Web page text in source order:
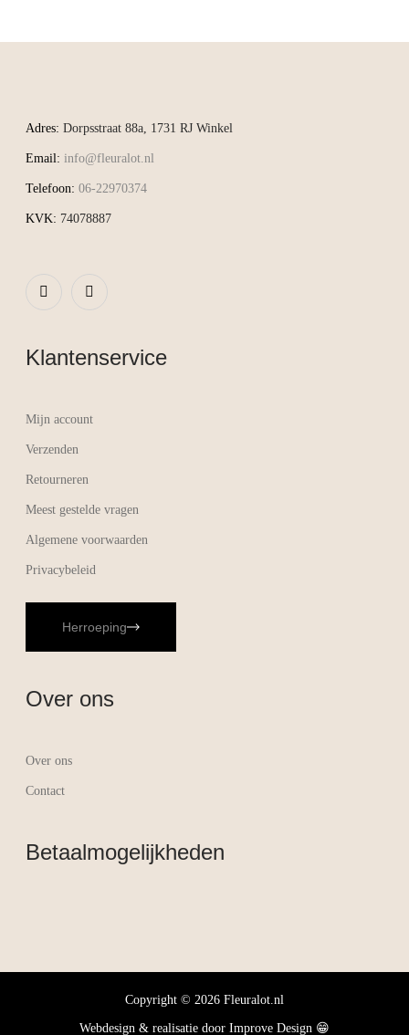
Adres: Dorpsstraat 88a, 1731 RJ Winkel
Email: info@fleuralot.nl
Telefoon: 06-22970374
KVK: 74078887
Klantenservice
Mijn account
Verzenden
Retourneren
Meest gestelde vragen
Algemene voorwaarden
Privacybeleid
Herroeping
Over ons
Over ons
Contact
Betaalmogelijkheden
Copyright © 2026 Fleuralot.nl
Webdesign & realisatie door Improve Design 😁